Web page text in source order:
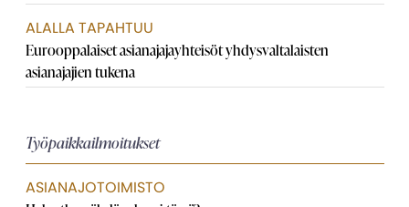
ALALLA TAPAHTUU
Eurooppalaiset asianajaja­yhteisöt yhdysvaltalaisten
asianajajien tukena
Työpaikkailmoitukset
ASIANAJOTOIMISTO